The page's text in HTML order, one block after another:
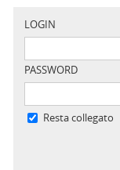
LOGIN
PASSWORD
Resta collegato